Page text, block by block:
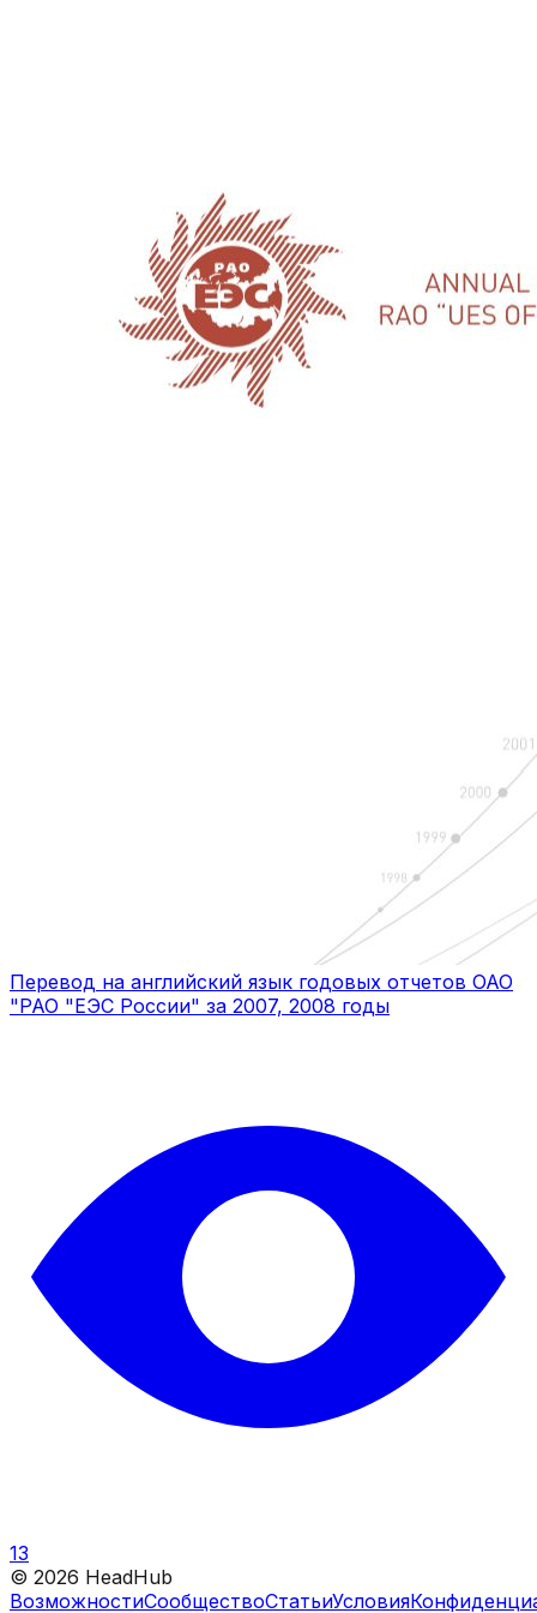
Перевод на английский язык годовых отчетов ОАО
"РАО "ЕЭС России" за 2007, 2008 годы
13
© 2026 HeadHub
ВозможностиСообществоСтатьиУсловия